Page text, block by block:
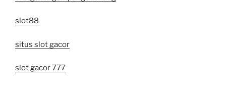
slot88
situs slot gacor
slot gacor 777